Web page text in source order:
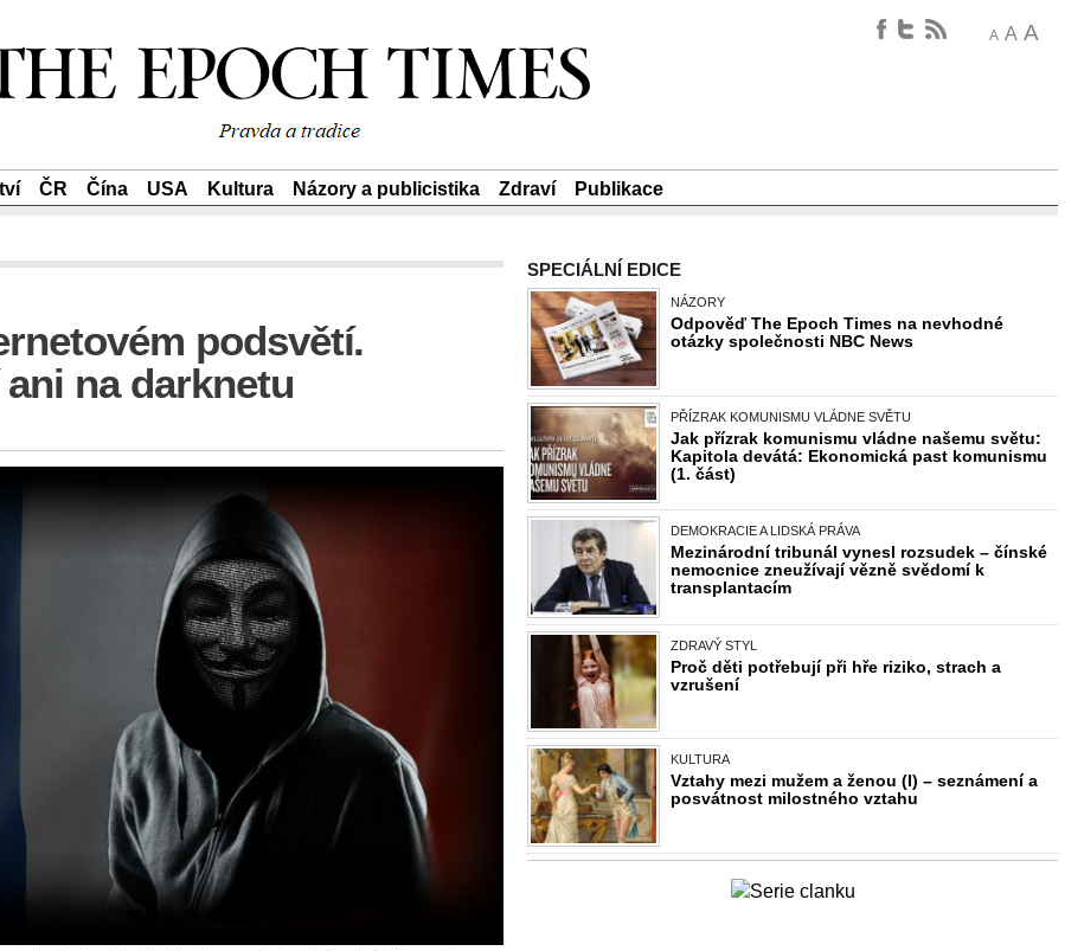
A A A
ČR Čína USA Kultura Názory a publicistika Zdraví Publikace
podsvětí.
na darknetu
SPECIÁLNÍ EDICE
NÁZORY
Odpověď The Epoch Times na nevhodné
otázky společnosti NBC News
PŘÍZRAK KOMUNISMU VLÁDNE SVĚTU
Jak přízrak komunismu vládne našemu světu:
Kapitola devátá: Ekonomická past komunismu
(1. část)
DEMOKRACIE A LIDSKÁ PRÁVA
Mezinárodní tribunál vynesl rozsudek – čínské
nemocnice zneužívají vězně svědomí k
transplantacím
ZDRAVÝ STYL
Proč děti potřebují při hře riziko, strach a
vzrušení
KULTURA
Vztahy mezi mužem a ženou (I) – seznámení a
posvátnost milostného vztahu